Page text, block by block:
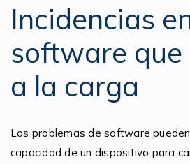
Incidencias
software
a la carga
Los problemas de software
capacidad de un dispositivo para